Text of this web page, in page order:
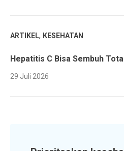
ARTIKEL, KESEHATAN
Hepatitis C Bisa Sembuh
29 Juli 2026